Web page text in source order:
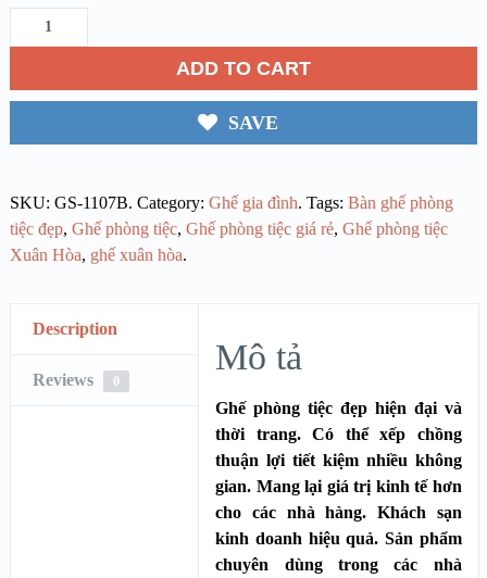
ADD TO CART
SAVE
SKU: GS-1107B. Category: Ghế gia đình. Tags: Bàn ghế phòng
tiệc đẹp, Ghế phòng tiệc, Ghế phòng tiệc giá rẻ, Ghế phòng tiệc
Xuân Hòa, ghế xuân hòa.
Description
Reviews 0
Mô tả
Ghế phòng tiệc đẹp hiện đại và
thời trang. Có thể xếp chồng
thuận lợi tiết kiệm nhiều không
gian. Mang lại giá trị kinh tế hơn
cho các nhà hàng. Khách sạn
kinh doanh hiệu quả. Sản phẩm
chuyên dùng trong các nhà